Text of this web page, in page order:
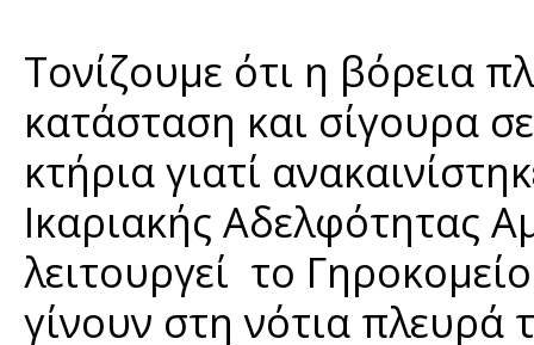
Τονίζουμε ότι η βόρεια
κατάσταση και σίγουρα
κτήρια γιατί
Ικαριακής Αδελφότητας
λειτουργεί το
γίνουν στη νότια πλευρά